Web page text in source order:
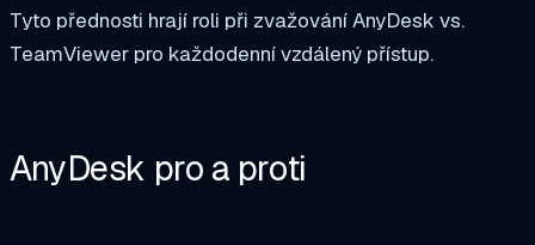
Tyto přednosti hrají roli při zvažování AnyDesk vs.
TeamViewer pro každodenní vzdálený přístup.
AnyDesk pro a proti